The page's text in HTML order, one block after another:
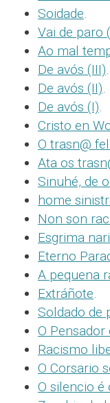
Soidade.
Vai de paro
Ao mal
De avós (III).
De avós (II).
De avós (I).
Cristo en
O trasn@
Ata os
Sinuhé, de
home
Non son
Esgrima
Eterno
A pequena
Extráñote.
Soldado de
O Pensador
Racismo
O Corsario
O silencio é